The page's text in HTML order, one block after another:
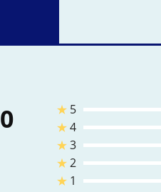
★ 5
★4
★3
★2
★ 1